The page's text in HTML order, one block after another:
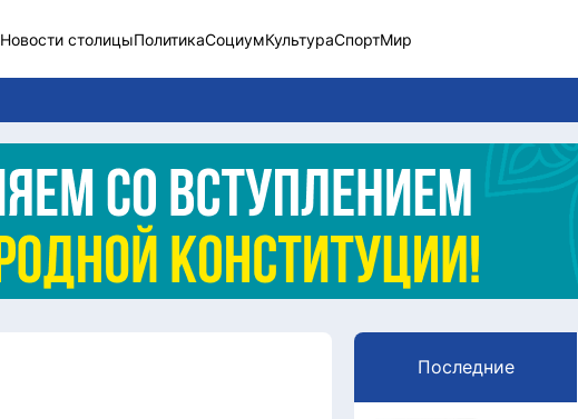
Новости столицыПолитикаСоциумКультураСпортМир
Новости столицы
Политика
Социум
Экономика
Спорт
Культура
Служба Комплаенс
Этический кодекс
Служу стране
Последние